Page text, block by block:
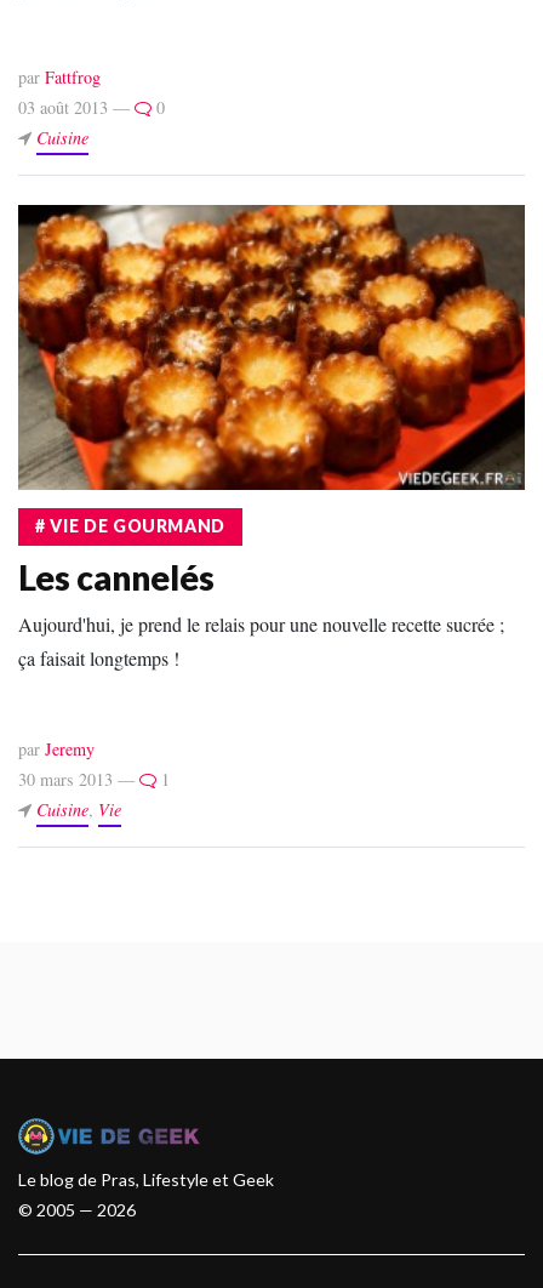
par Fattfrog
03 août 2013 —
0
Cuisine
# VIE DE GOURMAND
Les cannelés
Aujourd'hui, je prend le relais pour une nouvelle recette sucrée ;
ça faisait longtemps !
par Jeremy
30 mars 2013 —
1
Cuisine, Vie
Le blog de Pras, Lifestyle et Geek
© 2005 — 2026